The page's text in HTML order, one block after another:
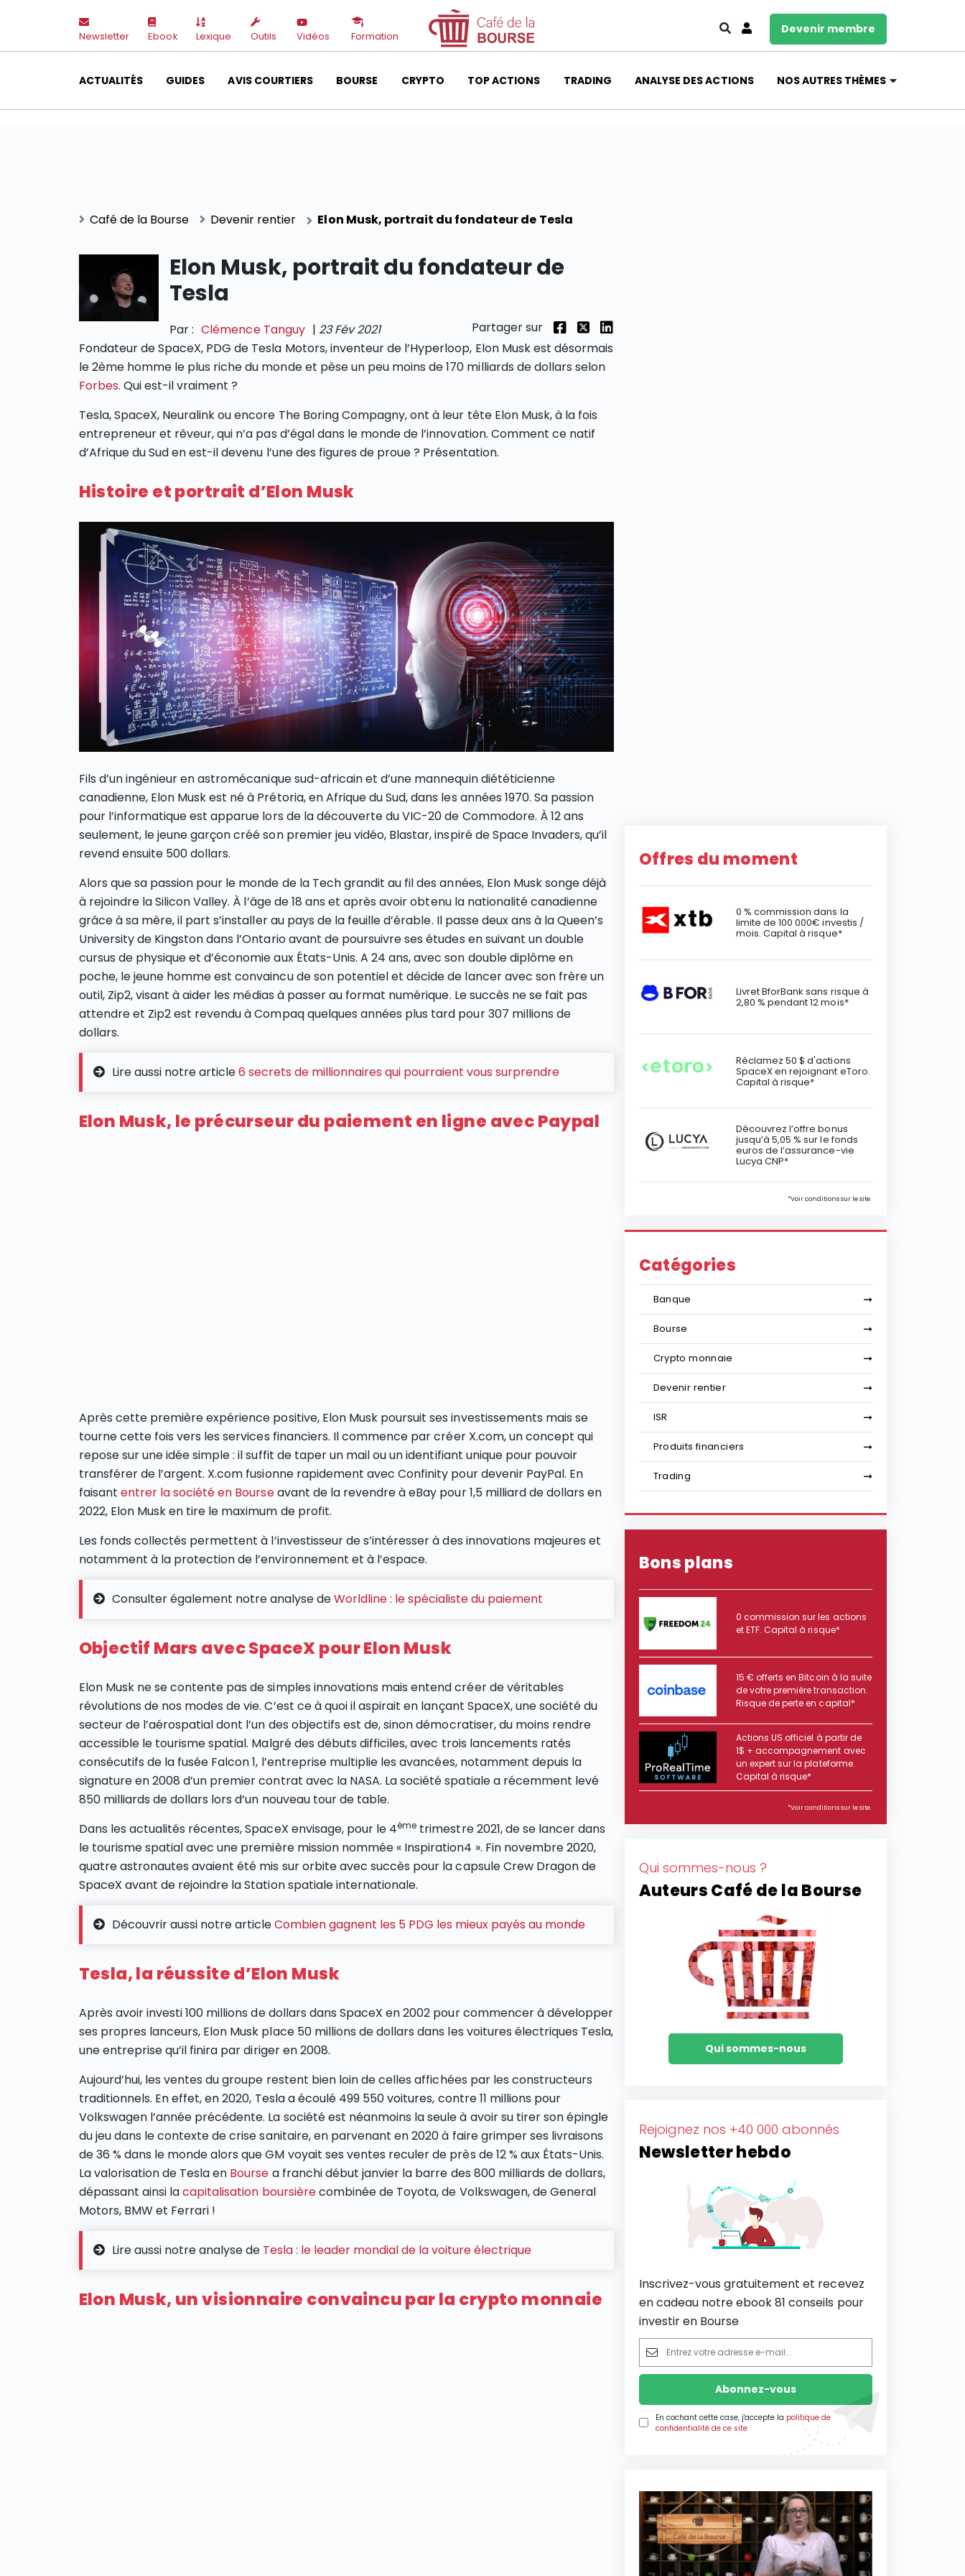
Newsletter Ebook Lexique Outils Vidéos Formation
Devenir membre
ACTUALITÉS GUIDES AVIS COURTIERS BOURSE CRYPTO TOP ACTIONS TRADING ANALYSE DES ACTIONS NOS AUTRES THÈMES
Café de la Bourse Devenir rentier Elon Musk, portrait du fondateur de Tesla
Elon Musk, portrait du fondateur de
Tesla
Par : Clémence Tanguy | 23 Fév 2021
Partager sur
Fondateur de SpaceX, PDG de Tesla Motors, inventeur de l’Hyperloop, Elon Musk est désormais
le 2ème homme le plus riche du monde et pèse un peu moins de 170 milliards de dollars selon
Forbes. Qui est-il vraiment ?
Tesla, SpaceX, Neuralink ou encore The Boring Compagny, ont à leur tête Elon Musk, à la fois
entrepreneur et rêveur, qui n’a pas d’égal dans le monde de l’innovation. Comment ce natif
d’Afrique du Sud en est-il devenu l’une des figures de proue ? Présentation.
Histoire et portrait d’Elon Musk
Fils d’un ingénieur en astromécanique sud-africain et d’une mannequin diététicienne
canadienne, Elon Musk est né à Prétoria, en Afrique du Sud, dans les années 1970. Sa passion
pour l’informatique est apparue lors de la découverte du VIC-20 de Commodore. À 12 ans
seulement, le jeune garçon créé son premier jeu vidéo, Blastar, inspiré de Space Invaders, qu’il
revend ensuite 500 dollars.
Alors que sa passion pour le monde de la Tech grandit au fil des années, Elon Musk songe déjà
à rejoindre la Silicon Valley. À l’âge de 18 ans et après avoir obtenu la nationalité canadienne
grâce à sa mère, il part s’installer au pays de la feuille d’érable. Il passe deux ans à la Queen’s
University de Kingston dans l’Ontario avant de poursuivre ses études en suivant un double
cursus de physique et d’économie aux États-Unis. A 24 ans, avec son double diplôme en
poche, le jeune homme est convaincu de son potentiel et décide de lancer avec son frère un
outil, Zip2, visant à aider les médias à passer au format numérique. Le succès ne se fait pas
attendre et Zip2 est revendu à Compaq quelques années plus tard pour 307 millions de
dollars.
Lire aussi notre article6 secrets de millionnaires qui pourraient vous surprendre
Elon Musk, le précurseur du paiement en ligne avec Paypal
Après cette première expérience positive, Elon Musk poursuit ses investissements mais se
tourne cette fois vers les services financiers. Il commence par créer X.com, un concept qui
repose sur une idée simple : il suffit de taper un mail ou un identifiant unique pour pouvoir
transférer de l’argent. X.com fusionne rapidement avec Confinity pour devenir PayPal. En
faisant entrer la société en Bourseavant de la revendre à eBay pour 1,5 milliard de dollars en
2022, Elon Musk en tire le maximum de profit.
Les fonds collectés permettent à l’investisseur de s’intéresser à des innovations majeures et
notamment à la protection de l’environnement et à l’espace.
Consulter également notre analyse deWorldline : le spécialiste du paiement
Objectif Mars avec SpaceX pour Elon Musk
Elon Musk ne se contente pas de simples innovations mais entend créer de véritables
révolutions de nos modes de vie. C’est ce à quoi il aspirait en lançant SpaceX, une société du
secteur de l’aérospatial dont l’un des objectifs est de, sinon démocratiser, du moins rendre
accessible le tourisme spatial. Malgré des débuts difficiles, avec trois lancements ratés
consécutifs de la fusée Falcon 1, l’entreprise multiplie les avancées, notamment depuis la
signature en 2008 d’un premier contrat avec la NASA. La société spatiale a récemment levé
850 milliards de dollars lors d’un nouveau tour de table.
Dans les actualités récentes, SpaceX envisage, pour le 4ème trimestre 2021, de se lancer dans
le tourisme spatial avec une première mission nommée « Inspiration4 ». Fin novembre 2020,
quatre astronautes avaient été mis sur orbite avec succès pour la capsule Crew Dragon de
SpaceX avant de rejoindre la Station spatiale internationale.
Découvrir aussi notre articleCombien gagnent les 5 PDG les mieux payés au monde
Tesla, la réussite d’Elon Musk
Après avoir investi 100 millions de dollars dans SpaceX en 2002 pour commencer à développer
ses propres lanceurs, Elon Musk place 50 millions de dollars dans les voitures électriques Tesla,
une entreprise qu’il finira par diriger en 2008.
Aujourd’hui, les ventes du groupe restent bien loin de celles affichées par les constructeurs
traditionnels. En effet, en 2020, Tesla a écoulé 499 550 voitures, contre 11 millions pour
Volkswagen l’année précédente. La société est néanmoins la seule à avoir su tirer son épingle
du jeu dans le contexte de crise sanitaire, en parvenant en 2020 à faire grimper ses livraisons
de 36 % dans le monde alors que GM voyait ses ventes reculer de près de 12 % aux États-Unis.
La valorisation de Tesla en Bourse a franchi début janvier la barre des 800 milliards de dollars,
dépassant ainsi lacapitalisation boursièrecombinée de Toyota, de Volkswagen, de General
Motors, BMW et Ferrari !
Lire aussi notre analyse de Tesla : le leader mondial de la voiture électrique
Elon Musk, un visionnaire convaincu par la crypto monnaie
Offres du moment
0 % commission dans la
limite de 100 000€ investis /
mois. Capital à risque*
Livret BforBank sans risque à
2,80 % pendant 12 mois*
Réclamez 50 $ d'actions
SpaceX en rejoignant eToro.
Capital à risque*
Découvrez l’offre bonus
jusqu’à 5,05 % sur le fonds
euros de l’assurance-vie
Lucya CNP*
*Voir conditions sur le site.
Catégories
Banque
Bourse
Crypto monnaie
Devenir rentier
ISR
Produits financiers
Trading
Bons plans
0 commission sur les actions
et ETF. Capital à risque*
15 € offerts en Bitcoin à la suite
de votre première transaction.
Risque de perte en capital*
Actions US officiel à partir de
1$ + accompagnement avec
un expert sur la plateforme.
Capital à risque*
*Voir conditions sur le site.
Qui sommes-nous ?
Auteurs Café de la Bourse
Qui sommes-nous
Rejoignez nos +40 000 abonnés
Newsletter hebdo
Inscrivez-vous gratuitement et recevez
en cadeau notre ebook 81 conseils pour
investir en Bourse
En cochant cette case, j'accepte la politique de
confidentialité de ce site